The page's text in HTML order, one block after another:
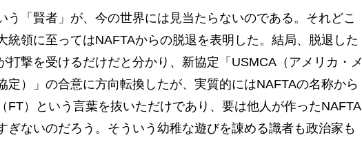
「賢者」が、今の世界には見当たらないのである。それどこ
統領に至ってはNAFTAからの脱退を表明した。結局、脱退した
打撃を受けるだけだと分かり、新協定「USMCA（アメリカ・メ
定）」の合意に方向転換したが、実質的にはNAFTAの名称から
FT）という言葉を抜いただけであり、要は他人が作ったNAFTA
ぎないのだろう。そういう幼稚な遊びを諌める識者も政治家も